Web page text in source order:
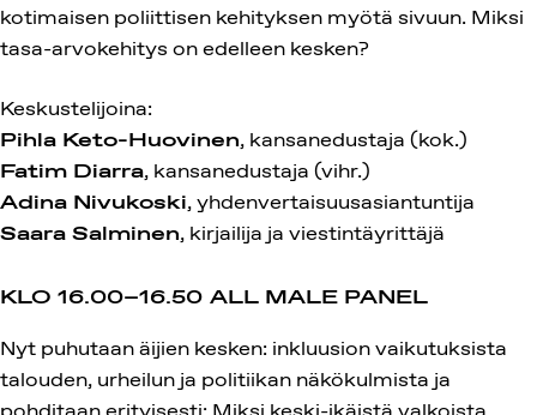
kotimaisen poliittisen kehityksen myötä sivuun. Miksi
tasa-arvokehitys on edelleen kesken?
Keskustelijoina:
Pihla Keto-Huovinen, kansanedustaja (kok.)
Fatim Diarra, kansanedustaja (vihr.)
Adina Nivukoski, yhdenvertaisuusasiantuntija
Saara Salminen, kirjailija ja viestintäyrittäjä
KLO 16.00–16.50 ALL MALE PANEL
Nyt puhutaan äijien kesken: inkluusion vaikutuksista
talouden, urheilun ja politiikan näkökulmista ja